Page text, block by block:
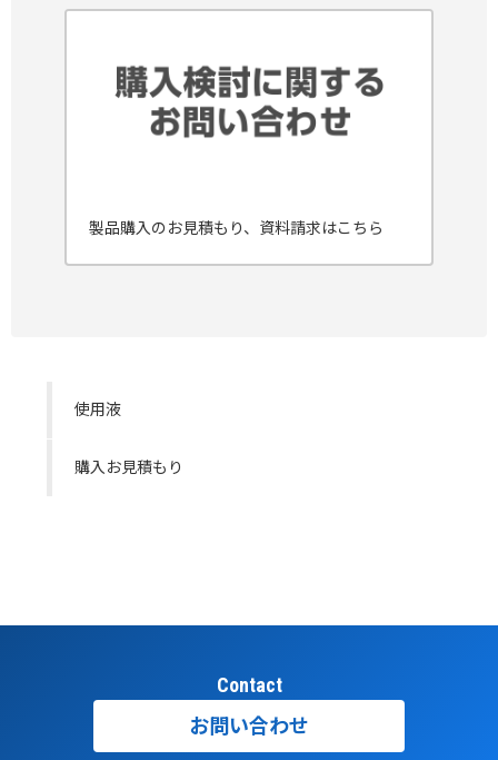
製品購入のお見積もり、資料請求はこちら
使用液
購入お見積もり
Contact
お問い合わせ